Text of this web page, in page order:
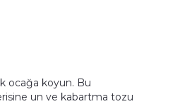
ocağa koyun. Bu
un ve kabartma tozu